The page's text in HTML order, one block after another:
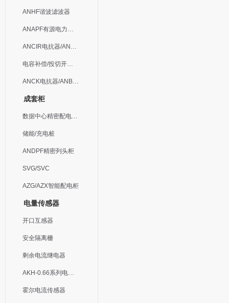
ANHF谐波滤波器
ANAPF有源电力滤波器
ANCIR电抗器/ANHPD300谐波保护器
电容补偿/投切开关/ARC
ANCK电抗器/ANBSMJ自愈式低压并联电容器
成套柜
数据中心精密配电监控装置
储能/充电桩
ANDPF精密列头柜
SVG/SVC
AZG/AZX智能配电柜
电量传感器
开口互感器
安全隔离栅
剩余电流继电器
AKH-0.66系列电流互感器
霍尔电流传感器